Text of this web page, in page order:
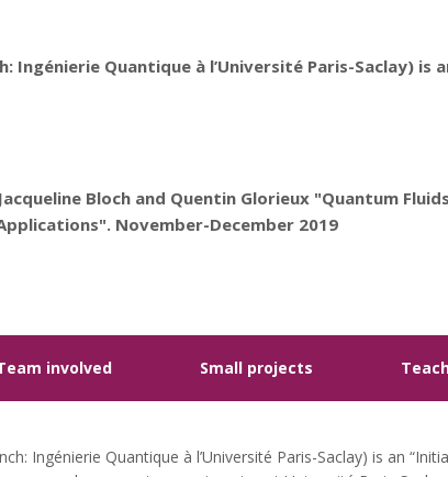
Ingénierie Quantique à l’Université Paris-Saclay)
Bloch and Quentin Glorieux "Quantum
November-December 2019
involved Small projects
Ingénierie Quantique à l’Université Paris-Saclay) is an